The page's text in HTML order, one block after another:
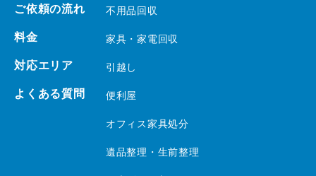
ご依頼の流れ
料金
対応エリア
よくある質問
不用品回収
家具・家電回収
引越し
便利屋
オフィス家具処分
遺品整理・生前整理